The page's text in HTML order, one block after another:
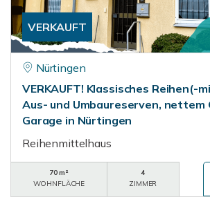
VERKAUFT
Nürtingen
VERKAUFT! Klassisches Reihen(-
Aus- und Umbaureserven, nettem
Garage in Nürtingen
Reihenmittelhaus
70 m²
WOHNFLÄCHE
4
ZIMMER